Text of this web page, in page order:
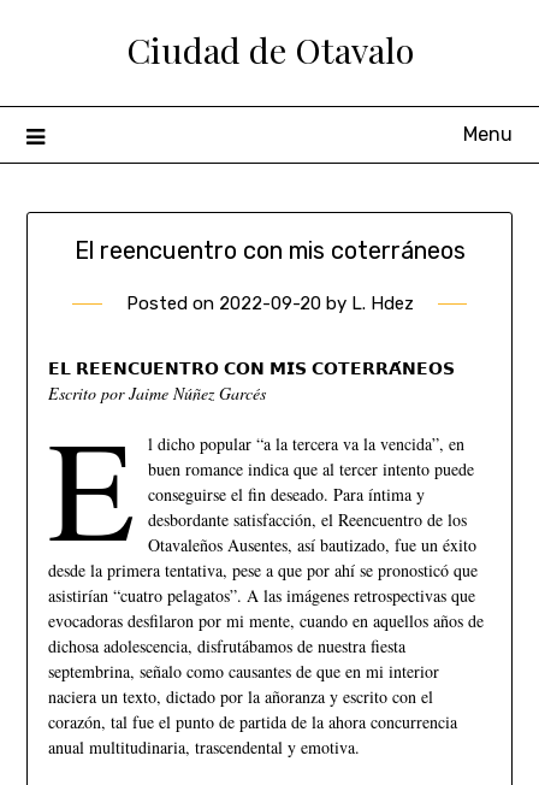
Ciudad de Otavalo
Menu
El reencuentro con mis coterráneos
Posted on 2022-09-20by L. Hdez
𝗘𝗟 𝗥𝗘𝗘𝗡𝗖𝗨𝗘𝗡𝗧𝗥𝗢 𝗖𝗢𝗡 𝗠𝗜𝗦 𝗖𝗢𝗧𝗘𝗥𝗥𝗔́𝗡𝗘𝗢𝗦
Escrito por Jaime Núñez Garcés
E
l dicho popular “a la tercera va la vencida”, en
buen romance indica que al tercer intento puede
conseguirse el fin deseado. Para íntima y
desbordante satisfacción, el Reencuentro de los
Otavaleños Ausentes, así bautizado, fue un éxito
desde la primera tentativa, pese a que por ahí se pronosticó que
asistirían “cuatro pelagatos”. A las imágenes retrospectivas que
evocadoras desfilaron por mi mente, cuando en aquellos años de
dichosa adolescencia, disfrutábamos de nuestra fiesta
septembrina, señalo como causantes de que en mi interior
naciera un texto, dictado por la añoranza y escrito con el
corazón, tal fue el punto de partida de la ahora concurrencia
anual multitudinaria, trascendental y emotiva.